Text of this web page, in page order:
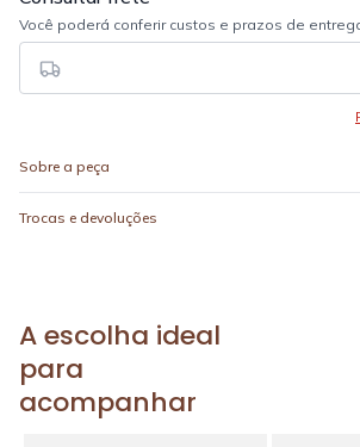
Sobre a peça
Trocas e devoluções
A escolha ideal
para
acompanhar